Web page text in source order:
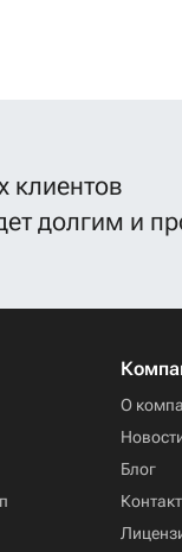
клиентов
долгим и
О
Блог